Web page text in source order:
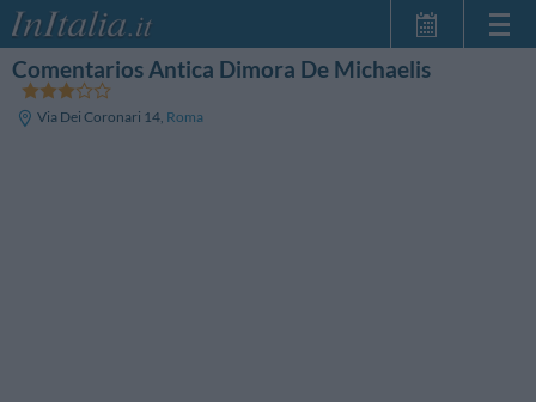
Inicio
Comentarios Antica Dimora De Michaelis
Via Dei Coronari 14, Roma